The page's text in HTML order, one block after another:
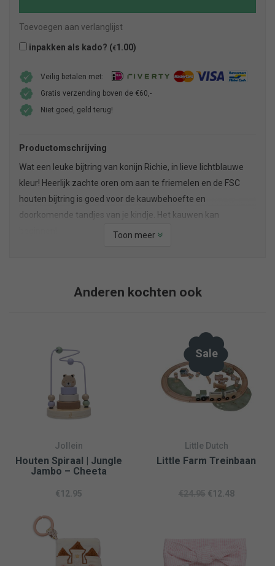
Toevoegen aan verlanglijst
inpakken als kado? (€1.00)
Veilig betalen met:
Gratis verzending boven de €60,-
Niet goed, geld terug!
Productomschrijving
Wat een leuke bijtring van konijn Richie, in lieve lichtblauwe
kleur! Heerlijk zachte oren om aan te friemelen en de FSC
houten bijtring is goed voor de kauwbehoefte en
doorkomende tandjes van je kindje. Het kauwen kan
Toon meer
Anderen kochten ook
Jollein
Houten Spiraal | Jungle
Jambo – Cheeta
€12.95
Sale
Little Dutch
Little Farm Treinbaan
€12.48